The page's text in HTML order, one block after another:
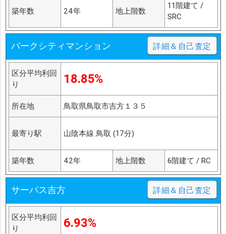
築年数 24年 地上階数
11階建て /
SRC
パークシティマンション 詳細＆自己査定
区分平均利回
り
18.85%
所在地 鳥取県鳥取市吉方１３５
最寄り駅 山陰本線 鳥取 (17分)
築年数 42年 地上階数 6階建て / RC
サーパス吉方 詳細＆自己査定
区分平均利回
り
6.93%